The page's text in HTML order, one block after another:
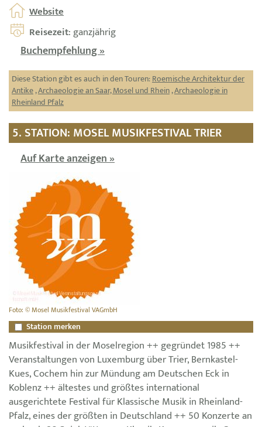
Website
Reisezeit: ganzjährig
Buchempfehlung »
Diese Station gibt es auch in den Touren:Roemische Architektur der
Antike,Archaeologie an Saar, Mosel und Rhein,Archaeologie in
Rheinland Pfalz
5. STATION: MOSEL MUSIKFESTIVAL TRIER
Auf Karte anzeigen »
Foto: © Mosel Musikfestival VAGmbH
Station merken
Musikfestival in der Moselregion ++ gegründet 1985 ++
Veranstaltungen von Luxemburg über Trier, Bernkastel-
Kues, Cochem hin zur Mündung am Deutschen Eck in
Koblenz ++ ältestes und größtes international
ausgerichtete Festival für Klassische Musik in Rheinland-
Pfalz, eines der größten in Deutschland ++ 50 Konzerte an